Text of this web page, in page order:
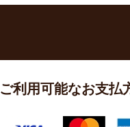
ご利用可能なお支払